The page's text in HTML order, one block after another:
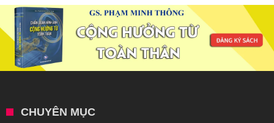
CHUYÊN MỤC